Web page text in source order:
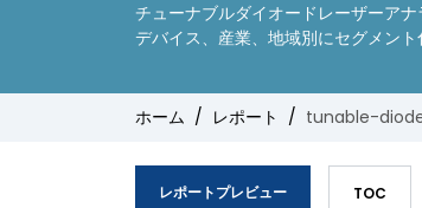
チューナブルダイオードレーザーア
デバイス、産業、地域別にセグメント
ホーム レポート tunable-
レポートプレビュー TOC